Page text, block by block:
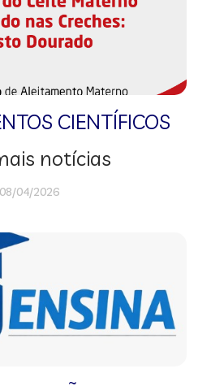
CIENTÍFICOS
notícias
08/04/2026